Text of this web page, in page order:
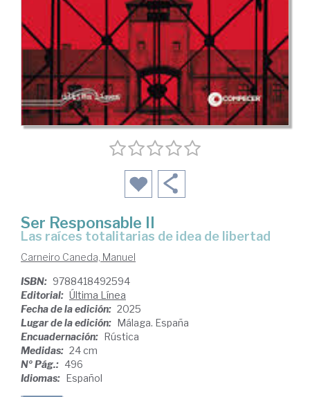
Ser Responsable II
Las raíces totalitarias de idea de libertad
Carneiro Caneda, Manuel
ISBN: 9788418492594
Editorial: Última Línea
Fecha de la edición: 2025
Lugar de la edición: Málaga. España
Encuadernación: Rústica
Medidas: 24 cm
Nº Pág.: 496
Idiomas: Español